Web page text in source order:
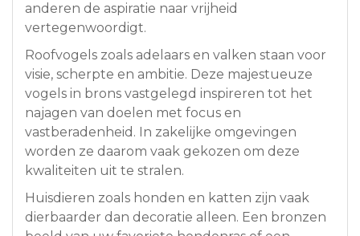
anderen de aspiratie naar vrijheid
vertegenwoordigt.
Roofvogels zoals adelaars en valken staan voor
visie, scherpte en ambitie. Deze majestueuze
vogels in brons vastgelegd inspireren tot het
najagen van doelen met focus en
vastberadenheid. In zakelijke omgevingen
worden ze daarom vaak gekozen om deze
kwaliteiten uit te stralen.
Huisdieren zoals honden en katten zijn vaak
dierbaarder dan decoratie alleen. Een bronzen